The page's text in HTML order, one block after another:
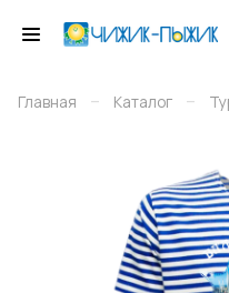
Главная – Каталог –